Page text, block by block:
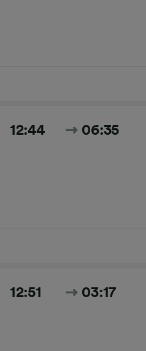
12:44 06:35
12:51 03:17